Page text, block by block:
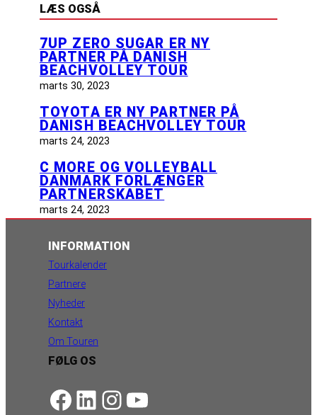
LÆS OGSÅ
7UP ZERO SUGAR ER NY
PARTNER PÅ DANISH
BEACHVOLLEY TOUR
marts 30, 2023
TOYOTA ER NY PARTNER PÅ
DANISH BEACHVOLLEY TOUR
marts 24, 2023
C MORE OG VOLLEYBALL
DANMARK FORLÆNGER
PARTNERSKABET
marts 24, 2023
INFORMATION
Tourkalender
Partnere
Nyheder
Kontakt
Om Touren
FØLG OS
https://www.facebook.com/danishbeachvolleytour LinkedIn Instagram YouTube